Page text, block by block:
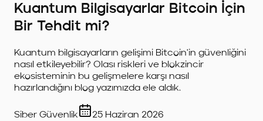
Kuantum Bilgisayarlar Bitcoin İçin
Bir Tehdit mi?
Kuantum bilgisayarların gelişimi Bitcoin'in güvenliğini
nasıl etkileyebilir? Olası riskleri ve blokzincir
ekosisteminin bu gelişmelere karşı nasıl
hazırlandığını blog yazımızda ele aldık.
Siber Güvenlik 25 Haziran 2026